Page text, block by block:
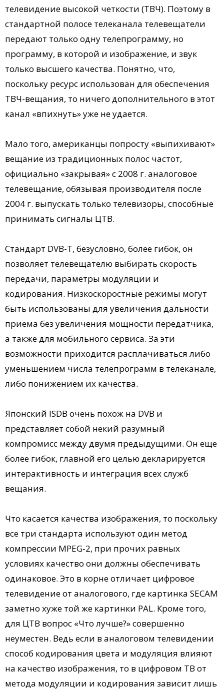
телевидение высокой четкости (ТВЧ). Поэтому в
стандартной полосе телеканала телевещатели
передают только одну телепрограмму, но
программу, в которой и изображение, и звук
только высшего качества. Понятно, что,
поскольку ресурс использован для обеспечения
ТВЧ-вещания, то ничего дополнительного в этот
канал «впихнуть» уже не удается.
Мало того, американцы попросту «выпихивают»
вещание из традиционных полос частот,
официально «закрывая» с 2008 г. аналоговое
телевещание, обязывая производителя после
2004 г. выпускать только телевизоры, способные
принимать сигналы ЦТВ.
Стандарт DVB-T, безусловно, более гибок, он
позволяет телевещателю выбирать скорость
передачи, параметры модуляции и
кодирования. Низкоскоростные режимы могут
быть использованы для увеличения дальности
приема без увеличения мощности передатчика,
а также для мобильного сервиса. За эти
возможности приходится расплачиваться либо
уменьшением числа телепрограмм в телеканале,
либо понижением их качества.
Японский ISDB очень похож на DVB и
представляет собой некий разумный
компромисс между двумя предыдущими. Он еще
более гибок, главной его целью декларируется
интерактивность и интеграция всех служб
вещания.
Что касается качества изображения, то поскольку
все три стандарта используют один метод
компрессии MPEG-2, при прочих равных
условиях качество они должны обеспечивать
одинаковое. Это в корне отличает цифровое
телевидение от аналогового, где картинка SECAM
заметно хуже той же картинки PAL. Кроме того,
для ЦТВ вопрос «Что лучше?» совершенно
неуместен. Ведь если в аналоговом телевидении
способ кодирования цвета и модуляция влияют
на качество изображения, то в цифровом ТВ от
метода модуляции и кодирования зависит лишь